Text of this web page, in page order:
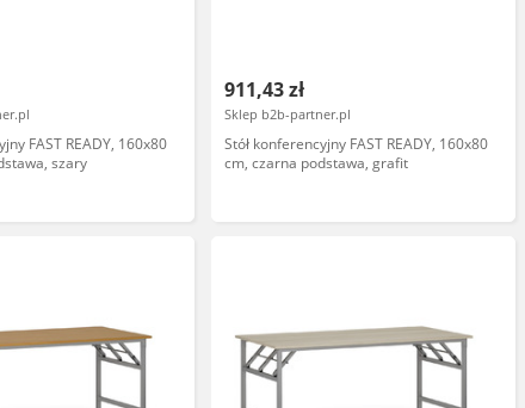
FAST READY, 160x80
szary
911,43 zł
Sklep b2b-partner.pl
Stół konferencyjny FAST READY, 160x80
cm, czarna podstawa, grafit